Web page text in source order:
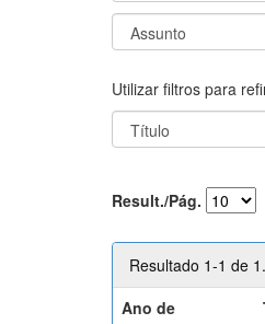
Utilizar filtros para
Result./Pág.
Resultado 1-1 de 1.
Ano de